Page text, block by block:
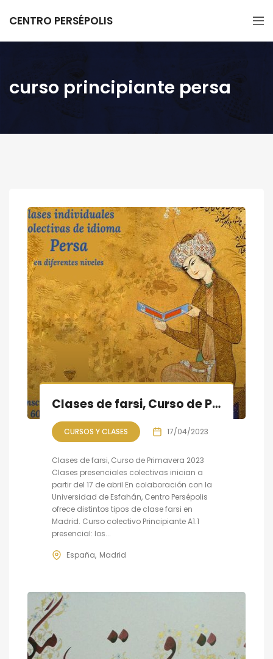
CENTRO PERSÉPOLIS
curso principiante persa
Clases de farsi, Curso de Primavera 2023 empieza a partir del 17 de abril
CURSOS Y CLASES 17/04/2023
Clases de farsi, Curso de Primavera 2023
Clases presenciales colectivas inician a
partir del 17 de abril En colaboración con la
Universidad de Esfahán, Centro Persépolis
ofrece distintos tipos de clase farsi en
Madrid. Curso colectivo Principiante A1.1
presencial: los...
España Madrid